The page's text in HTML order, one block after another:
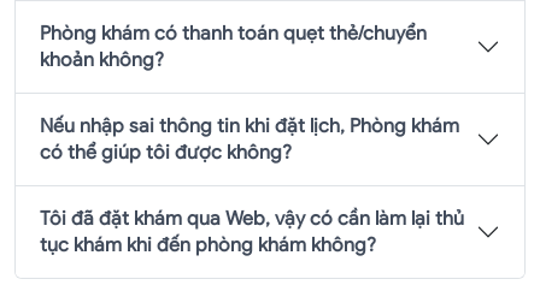
Phòng khám có thanh toán quẹt thẻ/chuyển
khoản không?
Nếu nhập sai thông tin khi đặt lịch, Phòng khám
có thể giúp tôi được không?
Tôi đã đặt khám qua Web, vậy có cần làm lại thủ
tục khám khi đến phòng khám không?